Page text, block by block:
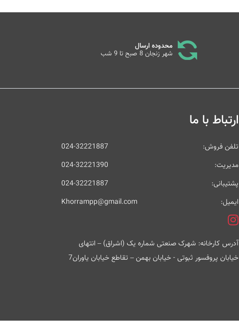
محدوده ارسال
شهر زنجان 8 صبح تا 9 شب
ارتباط با ما
تلفن فروش:
024-32221887
مدیریت:
024-32221390
پشتیبانی:
024-32221887
ایمیل:
Khorrampp@gmail.com
آدرس کارخانه: شهرک صنعتی شماره یک (اشراق) – انتهای
خیابان پروفسور ثبوتی - خیابان بهمن – تقاطع خیابان یاوران7